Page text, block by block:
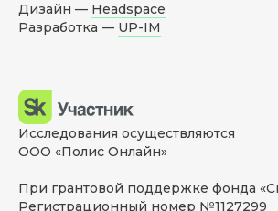
Дизайн — Headspace
Разработка — UP-IM
Исследования осуществляются
ООО «Полис Онлайн»
При грантовой поддержке фонда
Регистрационный номер №1127299